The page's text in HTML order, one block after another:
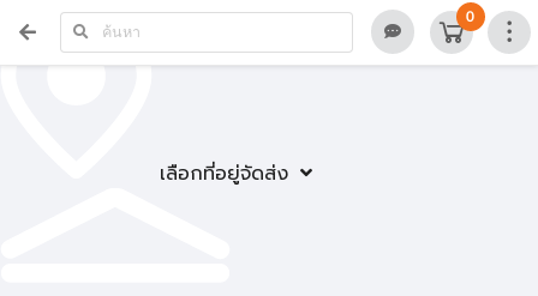
เลือกที่อยู่จัดส่ง
0